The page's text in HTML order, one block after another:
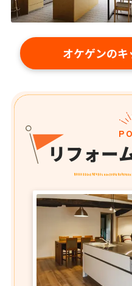
オケゲンの
リフォー